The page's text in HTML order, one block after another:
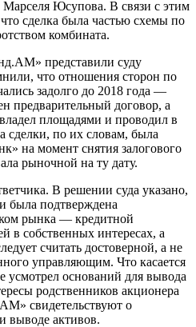
Юсупова. В связи с этим
сделка была частью схемы по
комбината.
представили суду
что отношения сторон по
задолго до 2018 года —
предварительный договор, а
площадями и проводил в
сделки, по их словам, была
на момент снятия залогового
рыночной на ту дату.
В решении суда указано,
была подтверждена
рынка — кредитной
в собственных интересах, а
считать достоверной, а не
управляющим. Что касается
усмотрел оснований для вывода
родственников акционера
свидетельствуют о
выводе активов.